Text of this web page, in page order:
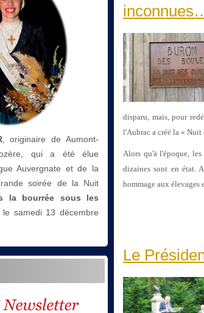
, originaire de Aumont-
qui a été élue
Auvergnate et de la
soirée de la Nuit
la bourrée sous les
le samedi 13 décembre
disparu, mais, pour
l'Aubrac a créé la « Nuit
Alors qu'à l'époque,
dizaines sont en état.
hommage aux élevages
Le